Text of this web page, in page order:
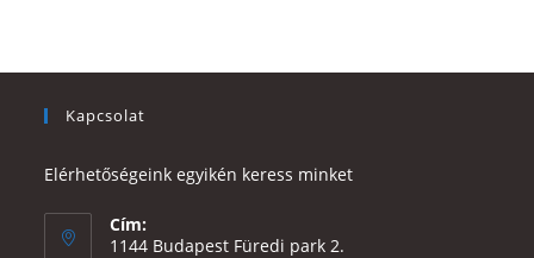
Kapcsolat
Elérhetőségeink egyikén keress minket
Cím:
1144 Budapest Füredi park 2.